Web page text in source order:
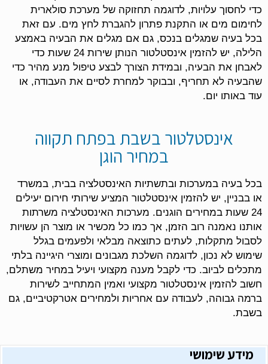
כדי לחסוך עלויות, לדוגמה תחזוקה של מערכת סולארית
לחימום מים או התקנת פתרון להגברת לחץ מים. עם זאת
בכל בעיה שמגלים בנכס, גם אם מגלים את הבעיה באמצע
הלילה, יש להזמין אינסטלטור הנותן שירות 24 שעות כדי
לאבחן את הבעיה, ובמידת הצורך לבצע טיפול מנע מהיר כדי
שהבעיה לא תחריף, ובבוקר למחרת לסיים את העבודה, או
עוד באותו יום.
אינסטלטור בשבת בפתח תקווה
במחיר הוגן
בכל בעיה במערכות ובתשתיות האינסטלציה בבית, במשרד
או בבניין, יש להזמין אינסטלטור המציע שירותי חירום יעילים
24 שעות במחירים הוגנים. מערכות האינסטלציה משרתות
אותנו נאמנה רוב הזמן, אך כמו כל מכשיר או מוצר הן עשויות
לסבול מתקלות, לעתים כתוצאה מבלאי ולפעמים בגלל
שימוש לא נכון, לדוגמה השלכת מגבונים ומוצרי היגיינה בלתי
מתכלים לביוב. כדי לקבל מענה מקצועי ויעיל במחיר משתלם,
חשוב להזמין אינסטלטור מקצועי ואמין המתחייב לשירות
ברמה גבוהה, לעבודה עם אחריות ולמחירים אטרקטיביים, גם
בשבת.
מידע שימושי